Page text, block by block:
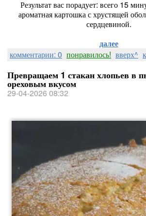
Результат вас порадует: всего 15
ароматная картошка с хрустящей
сердцевиной.
далее
комментарии: 0 понравилось! вверх^
Превращаем 1 стакан хлопьев в
ореховым вкусом
29-04-2026 08:32